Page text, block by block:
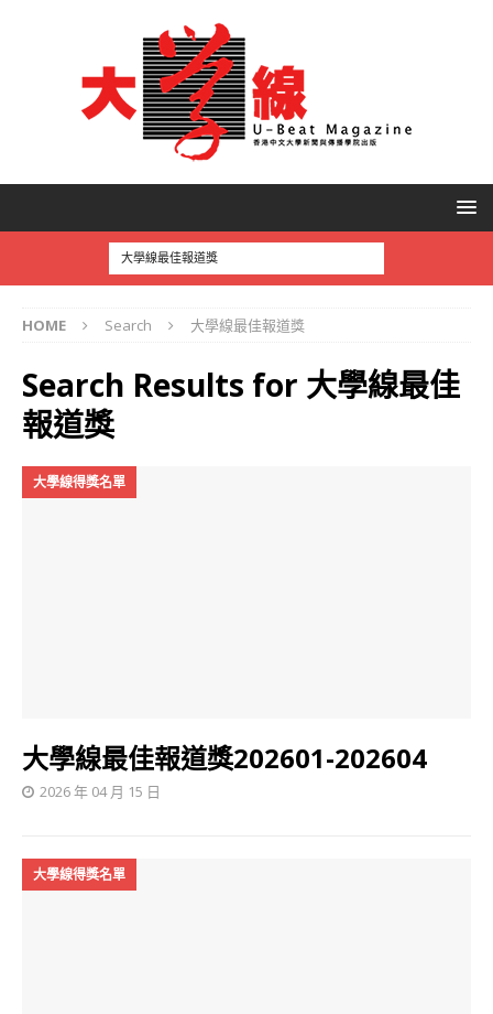
HOME Search 大學線最佳報道獎
Search Results for 大學線最佳
報道獎
大學線得獎名單
大學線最佳報道獎202601-202604
2026 年 04 月 15 日
大學線得獎名單